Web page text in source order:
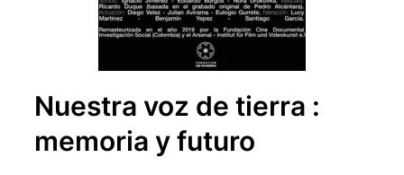
Nuestra voz de tierra :
memoria y futuro